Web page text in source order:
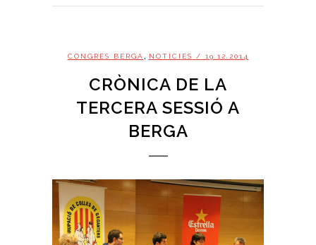
CONGRÉS BERGA NOTÍCIES / 19.12.2014
CRÒNICA DE LA
TERCERA SESSIÓ A
BERGA